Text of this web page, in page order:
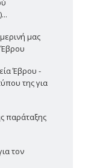
μας
Έβρου
Έβρου -
της για
παράταξης
τον